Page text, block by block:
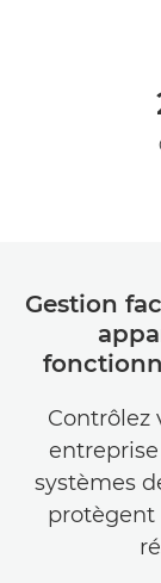
Gestion
Contrôlez
systèmes
protègent